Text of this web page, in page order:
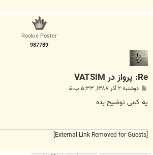
Rookie Poster
987789
Re: پرواز در VATSIM
ت
دوشنبه ۲ آذر ۱۳۸۸, ۵:۳۳ ب.ظ
یه کمی توضیح بده
[External Link Removed for Guests]